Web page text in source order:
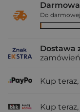
Do
Dostawa
zamówień
Kup teraz,
Kup teraz,